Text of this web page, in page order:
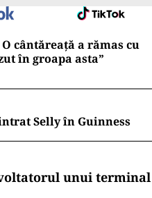
cântăreață a rămas cu
în groapa asta”
Selly în Guinness
unui terminal